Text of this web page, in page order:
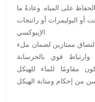
على المياه. وعادةً ما
أو البوليمرات أو راتنجات
الإيبوكسي.
ممتازين لضمان ملء
قوي بالخرسانة
مقاومًا للماء للهيكل